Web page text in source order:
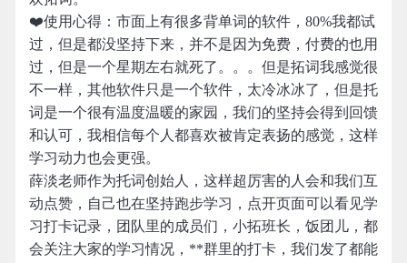
❤️使用心得：市面上有很多背单词的软件，80%我都试
过，但是都没坚持下来，并不是因为免费，付费的也用
过，但是一个星期左右就死了。。。但是拓词我感觉很
不一样，其他软件只是一个软件，太冷冰冰了，但是托
词是一个很有温度温暖的家园，我们的坚持会得到回馈
和认可，我相信每个人都喜欢被肯定表扬的感觉，这样
学习动力也会更强。
薛淡老师作为托词创始人，这样超厉害的人会和我们互
动点赞，自己也在坚持跑步学习，点开页面可以看见学
习打卡记录，团队里的成员们，小拓班长，饭团儿，都
会关注大家的学习情况，**群里的打卡，我们发了都能